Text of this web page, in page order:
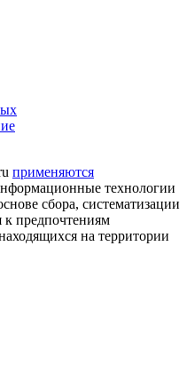
применяются
технологии
сбора, систематизации
к предпочтениям
на территории